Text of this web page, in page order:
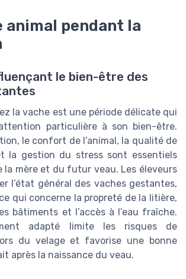
animal pendant la
le bien-être des
la vache est une période délicate qui
particulière à son bien-être.
le confort de l’animal, la qualité de
la gestion du stress sont essentiels
la mère et du futur veau. Les éleveurs
l’état général des vaches gestantes,
qui concerne la propreté de la litière,
bâtiments et l’accès à l’eau fraîche.
adapté limite les risques de
du velage et favorise une bonne
après la naissance du veau.